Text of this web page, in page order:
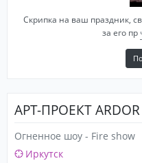
Скрипка на ваш праздник,
за его пр
АРТ-ПРОЕКТ ARDOR
Огненное шоу - Fire show
Иркутск